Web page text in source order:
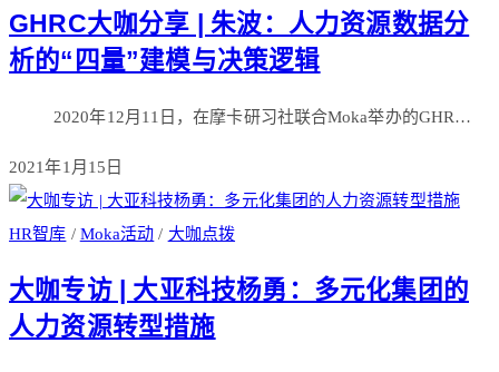
GHRC大咖分享 | 朱波：人力资源数据分
析的“四量”建模与决策逻辑
2020年12月11日，在摩卡研习社联合Moka举办的GHR…
2021年1月15日
HR智库 / Moka活动 / 大咖点拨
大咖专访 | 大亚科技杨勇：多元化集团的
人力资源转型措施